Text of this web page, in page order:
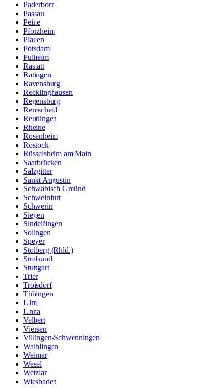
Paderborn
Passau
Peine
Pforzheim
Plauen
Potsdam
Pulheim
Rastatt
Ratingen
Ravensburg
Recklinghausen
Regensburg
Remscheid
Reutlingen
Rheine
Rosenheim
Rostock
Rüsselsheim am Main
Saarbrücken
Salzgitter
Sankt Augustin
Schwäbisch Gmünd
Schweinfurt
Schwerin
Siegen
Sindelfingen
Solingen
Speyer
Stolberg (Rhld.)
Stralsund
Stuttgart
Trier
Troisdorf
Tübingen
Ulm
Unna
Velbert
Viersen
Villingen-Schwenningen
Waiblingen
Weimar
Wesel
Wetzlar
Wiesbaden